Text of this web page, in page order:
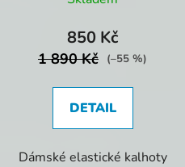
850 Kč
1 890 Kč (–55 %)
DETAIL
Dámské elastické kalhoty